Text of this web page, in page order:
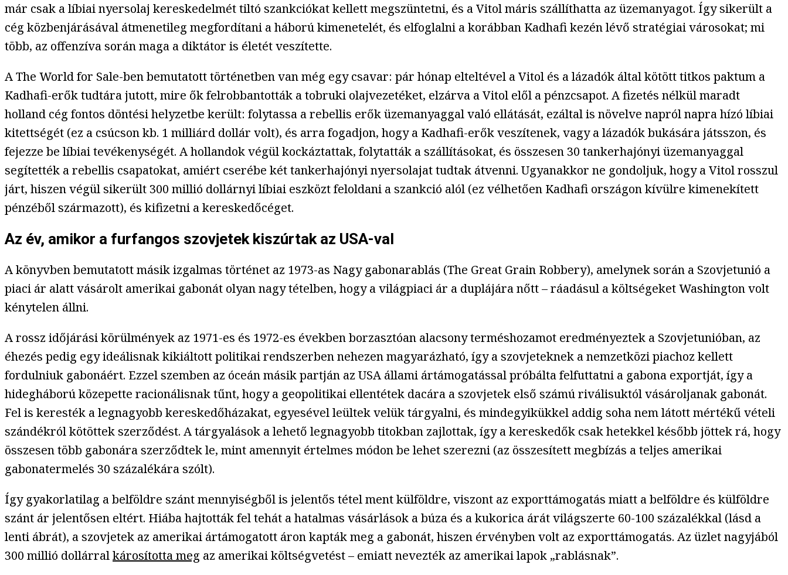
már csak a líbiai nyersolaj kereskedelmét tiltó szankciókat kellett megszüntetni, és a Vitol máris szállíthatta az üzemanyagot. Így sikerült a
cég közbenjárásával átmenetileg megfordítani a háború kimenetelét, és elfoglalni a korábban Kadhafi kezén lévő stratégiai városokat; mi
több, az offenzíva során maga a diktátor is életét veszítette.
A The World for Sale-ben bemutatott történetben van még egy csavar: pár hónap elteltével a Vitol és a lázadók által kötött titkos paktum a
Kadhafi-erők tudtára jutott, mire ők felrobbantották a tobruki olajvezetéket, elzárva a Vitol elől a pénzcsapot. A fizetés nélkül maradt
holland cég fontos döntési helyzetbe került: folytassa a rebellis erők üzemanyaggal való ellátását, ezáltal is növelve napról napra hízó líbiai
kitettségét (ez a csúcson kb. 1 milliárd dollár volt), és arra fogadjon, hogy a Kadhafi-erők veszítenek, vagy a lázadók bukására játsszon, és
fejezze be líbiai tevékenységét. A hollandok végül kockáztattak, folytatták a szállításokat, és összesen 30 tankerhajónyi üzemanyaggal
segítették a rebellis csapatokat, amiért cserébe két tankerhajónyi nyersolajat tudtak átvenni. Ugyanakkor ne gondoljuk, hogy a Vitol rosszul
járt, hiszen végül sikerült 300 millió dollárnyi líbiai eszközt feloldani a szankció alól (ez vélhetően Kadhafi országon kívülre kimenekített
pénzéből származott), és kifizetni a kereskedőcéget.
Az év, amikor a furfangos szovjetek kiszúrtak az USA-val
A könyvben bemutatott másik izgalmas történet az 1973-as Nagy gabonarablás (The Great Grain Robbery), amelynek során a Szovjetunió a
piaci ár alatt vásárolt amerikai gabonát olyan nagy tételben, hogy a világpiaci ár a duplájára nőtt – ráadásul a költségeket Washington volt
kénytelen állni.
A rossz időjárási körülmények az 1971-es és 1972-es években borzasztóan alacsony terméshozamot eredményeztek a Szovjetunióban, az
éhezés pedig egy ideálisnak kikiáltott politikai rendszerben nehezen magyarázható, így a szovjeteknek a nemzetközi piachoz kellett
fordulniuk gabonáért. Ezzel szemben az óceán másik partján az USA állami ártámogatással próbálta felfuttatni a gabona exportját, így a
hidegháború közepette racionálisnak tűnt, hogy a geopolitikai ellentétek dacára a szovjetek első számú riválisuktól vásároljanak gabonát.
Fel is keresték a legnagyobb kereskedőházakat, egyesével leültek velük tárgyalni, és mindegyikükkel addig soha nem látott mértékű vételi
szándékról kötöttek szerződést. A tárgyalások a lehető legnagyobb titokban zajlottak, így a kereskedők csak hetekkel később jöttek rá, hogy
összesen több gabonára szerződtek le, mint amennyit értelmes módon be lehet szerezni (az összesített megbízás a teljes amerikai
gabonatermelés 30 százalékára szólt).
Így gyakorlatilag a belföldre szánt mennyiségből is jelentős tétel ment külföldre, viszont az exporttámogatás miatt a belföldre és külföldre
szánt ár jelentősen eltért. Hiába hajtották fel tehát a hatalmas vásárlások a búza és a kukorica árát világszerte 60-100 százalékkal (lásd a
lenti ábrát), a szovjetek az amerikai ártámogatott áron kapták meg a gabonát, hiszen érvényben volt az exporttámogatás. Az üzlet nagyjából
300 millió dollárralkárosította meg az amerikai költségvetést – emiatt nevezték az amerikai lapok „rablásnak”.